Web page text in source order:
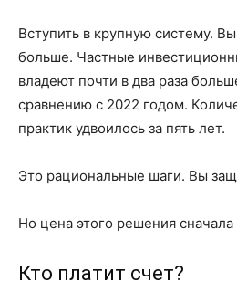
Вступить в крупную систему.
больше. Частные
владеют почти в два раза
сравнению с 2022 годом.
практик удвоилось за пять лет.
Это рациональные шаги. Вы
Но цена этого решения сначала
Кто платит счет?